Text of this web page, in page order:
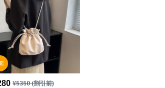
¥5350(割引前)